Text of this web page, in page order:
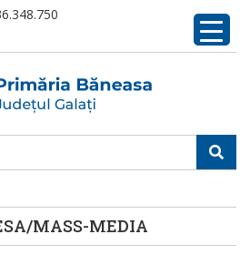
MASS-MEDIA